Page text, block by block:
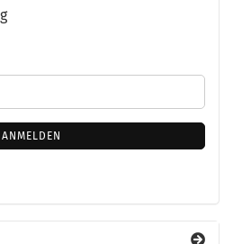
ANMELDEN